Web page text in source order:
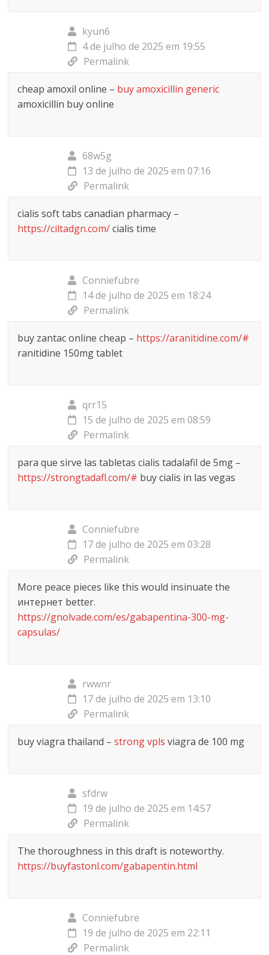
kyun6
4 de julho de 2025 em 19:55
Permalink
cheap amoxil online – buy amoxicillin generic
amoxicillin buy online
68w5g
13 de julho de 2025 em 07:16
Permalink
cialis soft tabs canadian pharmacy –
https://ciltadgn.com/cialis time
Conniefubre
14 de julho de 2025 em 18:24
Permalink
buy zantac online cheap – https://aranitidine.com/#
ranitidine 150mg tablet
qrr15
15 de julho de 2025 em 08:59
Permalink
para que sirve las tabletas cialis tadalafil de 5mg –
https://strongtadafl.com/# buy cialis in las vegas
Conniefubre
17 de julho de 2025 em 03:28
Permalink
More peace pieces like this would insinuate the
интернет better.
https://gnolvade.com/es/gabapentina-300-mg-
capsulas/
rwwnr
17 de julho de 2025 em 13:10
Permalink
buy viagra thailand –strong vpls viagra de 100 mg
sfdrw
19 de julho de 2025 em 14:57
Permalink
The thoroughness in this draft is noteworthy.
https://buyfastonl.com/gabapentin.html
Conniefubre
19 de julho de 2025 em 22:11
Permalink